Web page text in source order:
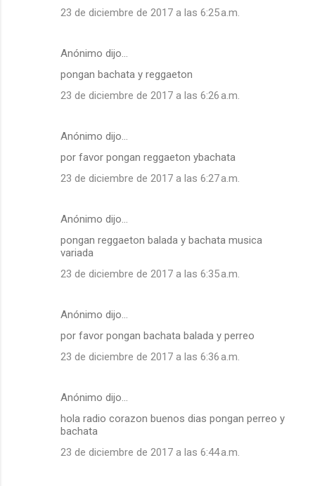
23 de diciembre de 2017 a las 6:25 a.m.
Anónimo dijo…
pongan bachata y reggaeton
23 de diciembre de 2017 a las 6:26 a.m.
Anónimo dijo…
por favor pongan reggaeton ybachata
23 de diciembre de 2017 a las 6:27 a.m.
Anónimo dijo…
pongan reggaeton balada y bachata musica
variada
23 de diciembre de 2017 a las 6:35 a.m.
Anónimo dijo…
por favor pongan bachata balada y perreo
23 de diciembre de 2017 a las 6:36 a.m.
Anónimo dijo…
hola radio corazon buenos dias pongan perreo y
bachata
23 de diciembre de 2017 a las 6:44 a.m.